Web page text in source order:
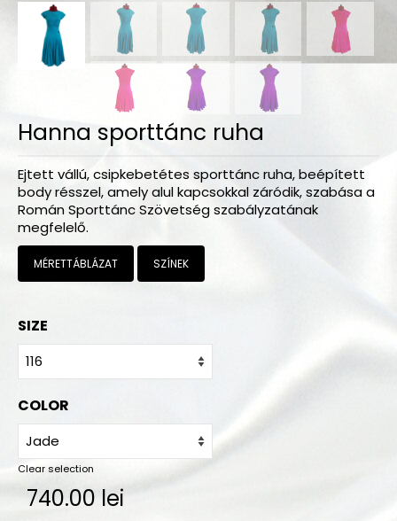
Sportruházat
Tropical kollekció
Fitnesz kollekció
Geo kollekció
Dancers kollekció
Summer kollekció
Megrendelés
A vásárlás menete
Gyakorló ruha színek
Kapcsolat
Hanna sporttánc ruha
Ejtett vállú, csipkebetétes sporttánc ruha, beépített
body résszel, amely alul kapcsokkal záródik, szabása a
Román Sporttánc Szövetség szabályzatának
megfelelő.
MÉRETTÁBLÁZAT SZÍNEK
SIZE
COLOR
Clear selection
740.00 lei